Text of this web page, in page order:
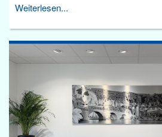
Weiterlesen...